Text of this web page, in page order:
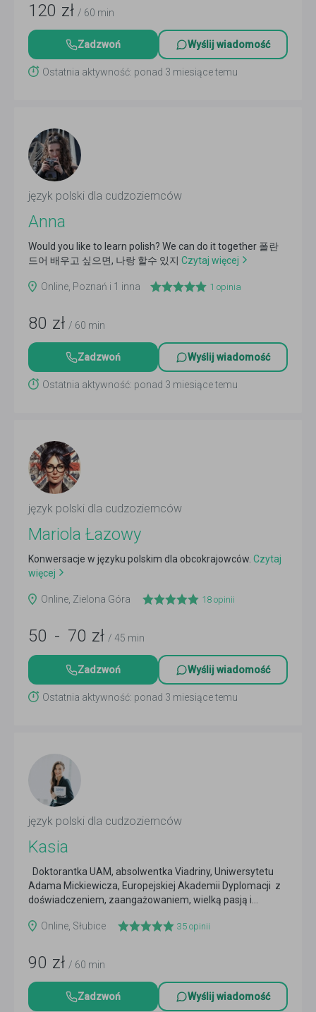
120 zł / 60 min
Zadzwoń Wyślij wiadomość
Ostatnia aktywność: ponad 3 miesiące temu
język polski dla cudzoziemców
Anna
Would you like to learn polish? We can do it together 폴란
드어 배우고 싶으면, 나랑 할수 있지 Czytaj więcej
Online, Poznań i 1 inna 1 opinia
80 zł / 60 min
Zadzwoń Wyślij wiadomość
Ostatnia aktywność: ponad 3 miesiące temu
język polski dla cudzoziemców
Mariola Łazowy
Konwersacje w języku polskim dla obcokrajowców. Czytaj
więcej
Online, Zielona Góra 18 opinii
50 - 70 zł / 45 min
Zadzwoń Wyślij wiadomość
Ostatnia aktywność: ponad 3 miesiące temu
język polski dla cudzoziemców
Kasia
Doktorantka UAM, absolwentka Viadriny, Uniwersytetu
Adama Mickiewicza, Europejskiej Akademii Dyplomacji z
doświadczeniem, zaangażowaniem, wielką pasją i...
Online, Słubice
35 opinii
90 zł / 60 min
Zadzwoń Wyślij wiadomość